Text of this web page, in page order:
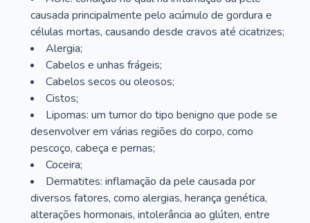
causada principalmente pelo acúmulo de gordura e
células mortas, causando desde cravos até cicatrizes;
Alergia;
Cabelos e unhas frágeis;
Cabelos secos ou oleosos;
Cistos;
Lipomas: um tumor do tipo benigno que pode se
desenvolver em várias regiões do corpo, como
pescoço, cabeça e pernas;
Coceira;
Dermatites: inflamação da pele causada por
diversos fatores, como alergias, herança genética,
alterações hormonais, intolerância ao glúten, entre